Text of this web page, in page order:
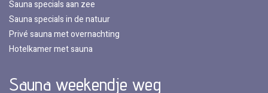
Sauna specials aan zee
Sauna specials in de natuur
Privé sauna met overnachting
Hotelkamer met sauna
Sauna weekendje weg